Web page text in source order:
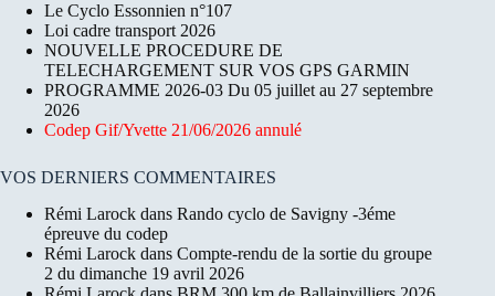
Le Cyclo Essonnien n°107
Loi cadre transport 2026
NOUVELLE PROCEDURE DE
TELECHARGEMENT SUR VOS GPS GARMIN
PROGRAMME 2026-03 Du 05 juillet au 27 septembre
2026
Codep Gif/Yvette 21/06/2026 annulé
VOS DERNIERS COMMENTAIRES
Rémi Larock dans Rando cyclo de Savigny -3éme
épreuve du codep
Rémi Larock dans Compte-rendu de la sortie du groupe
2 du dimanche 19 avril 2026